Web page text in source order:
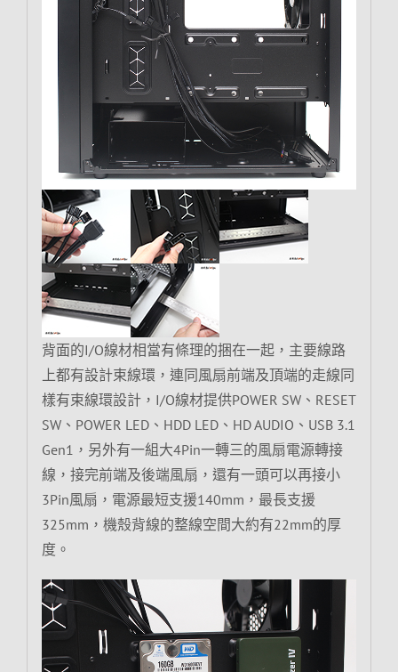
背面的I/O線材相當有條理的捆在一起，主要線路
上都有設計束線環，連同風扇前端及頂端的走線同
樣有束線環設計，I/O線材提供POWER SW、RESET
SW、POWER LED、HDD LED、HD AUDIO、USB 3.1
Gen1，另外有一組大4Pin一轉三的風扇電源轉接
線，接完前端及後端風扇，還有一頭可以再接小
3Pin風扇，電源最短支援140mm，最長支援
325mm，機殼背線的整線空間大約有22mm的厚
度。